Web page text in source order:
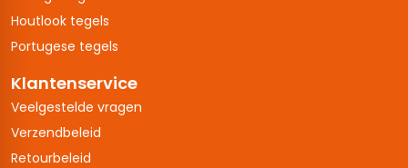
Houtlook tegels
Portugese tegels
Klantenservice
Veelgestelde vragen
Verzendbeleid
Retourbeleid